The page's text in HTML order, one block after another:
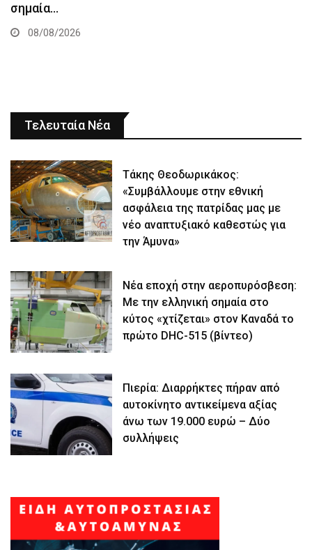
σημαία…
08/08/2026
Τελευταία Νέα
Τάκης Θεοδωρικάκος:
«Συμβάλλουμε στην εθνική
ασφάλεια της πατρίδας μας με
νέο αναπτυξιακό καθεστώς για
την Άμυνα»
Νέα εποχή στην αεροπυρόσβεση:
Με την ελληνική σημαία στο
κύτος «χτίζεται» στον Καναδά το
πρώτο DHC-515 (βίντεο)
Πιερία: Διαρρήκτες πήραν από
αυτοκίνητο αντικείμενα αξίας
άνω των 19.000 ευρώ – Δύο
συλλήψεις